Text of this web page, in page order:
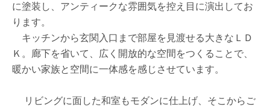
に塗装し、アンティークな雰囲気を控え目に演出してお
ります。
キッチンから玄関入口まで部屋を見渡せる大きなＬＤ
Ｋ。廊下を省いて、広く開放的な空間をつくることで、
暖かい家族と空間に一体感を感じさせています。
リビングに面した和室もモダンに仕上げ、そこからご